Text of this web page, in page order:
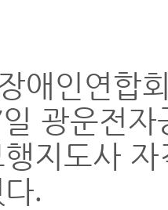
애인연합
일 광운전
지도사
.